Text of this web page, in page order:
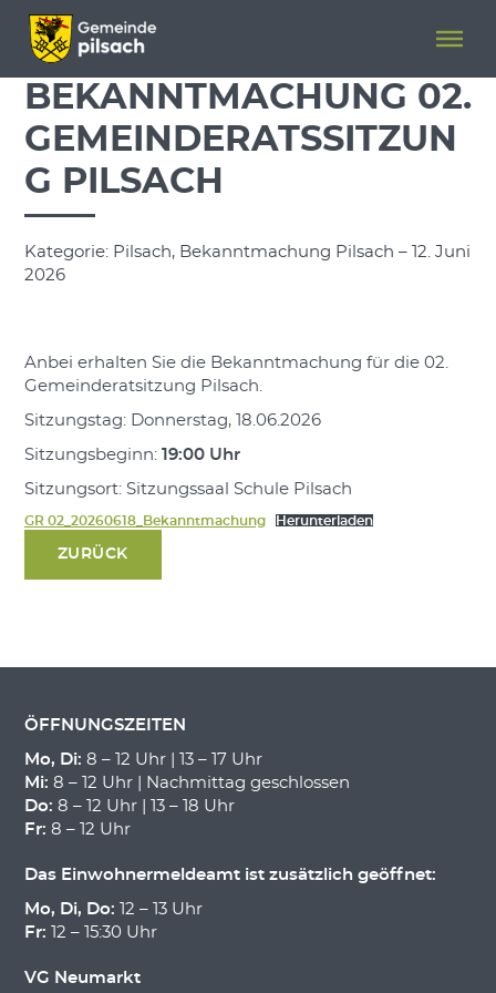
Menü überspringen
Menü überspringen
BEKANNTMACHUNG 02.
GEMEINDERATSSITZUN
G PILSACH
Kategorie: Pilsach, Bekanntmachung Pilsach – 12. Juni
2026
Anbei erhalten Sie die Bekanntmachung für die 02.
Gemeinderatsitzung Pilsach.
Sitzungstag: Donnerstag, 18.06.2026
Sitzungsbeginn: 19:00 Uhr
Sitzungsort: Sitzungssaal Schule Pilsach
GR 02_20260618_Bekanntmachung Herunterladen
ZURÜCK
ÖFFNUNGSZEITEN
Mo, Di: 8 – 12 Uhr | 13 – 17 Uhr
Mi: 8 – 12 Uhr | Nachmittag geschlossen
Do: 8 – 12 Uhr | 13 – 18 Uhr
Fr: 8 – 12 Uhr
Das Einwohnermeldeamt ist zusätzlich geöffnet:
Mo, Di, Do: 12 – 13 Uhr
Fr: 12 – 15:30 Uhr
VG Neumarkt